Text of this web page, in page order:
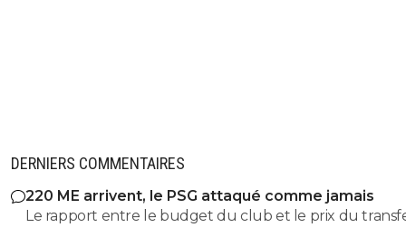
DERNIERS COMMENTAIRES
220 ME arrivent, le PSG attaqué comme jamais
Le rapport entre le budget du club et le prix du